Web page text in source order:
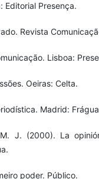
Editorial Presença.
Revista
Lisboa:
Oeiras: Celta.
Madrid:
J. (2000). La
poder. Público.